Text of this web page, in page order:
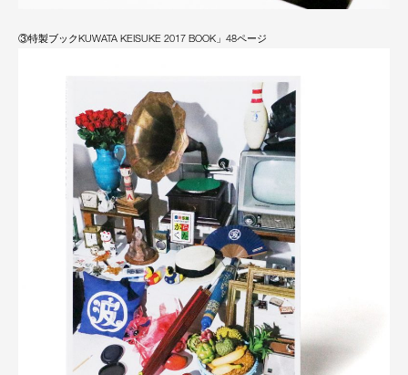
③特製ブックKUWATA KEISUKE 2017 BOOK」48ページ